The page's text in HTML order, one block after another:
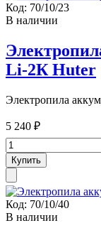
Код: 70/10/23
В наличии
Li-2К Huter
Электропила
5 240 ₽
Код: 70/10/40
В наличии